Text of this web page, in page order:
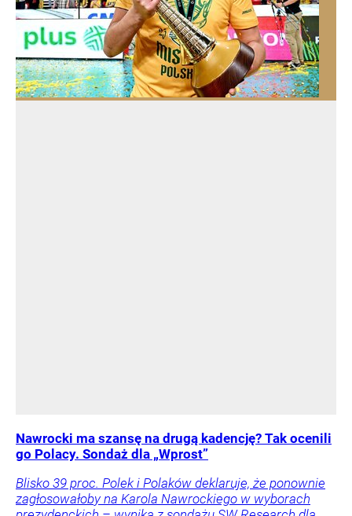
Nawrocki ma szansę na drugą kadencję? Tak ocenili
go Polacy. Sondaż dla „Wprost”
Blisko 39 proc. Polek i Polaków deklaruje, że ponownie
zagłosowałoby na Karola Nawrockiego w wyborach